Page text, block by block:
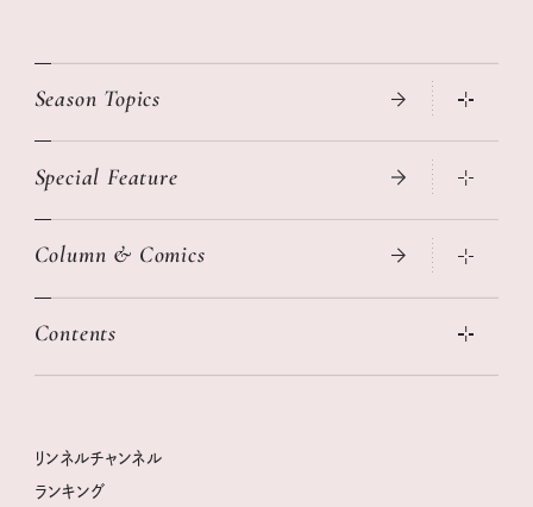
Season Topics
真夏のひんやりグッズ 2026
ニトリ・イケア・無印良品で賢くおしゃれなインテリア
絶品、お餅レシピ大集合！
クラフトビール案内
Special Feature
2026年春夏 トレンドファッションニュース
女子旅おすすめスポット 暮らすように心地いいリンネル旅ガイ
リンネル 暮らしの道具大賞
ナチュラルメイクレッスン
Column & Comics
ぐれいさん
Contents
リンネル暮らし部
リンネルチャンネル
リンネルチャンネル
ランキング